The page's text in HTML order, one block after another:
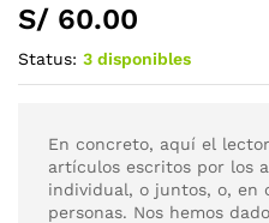
S/ 60.00
Status: 3 disponibles
En concreto, aquí el
artículos escritos por los
individual, o juntos, o, en
personas. Nos hemos